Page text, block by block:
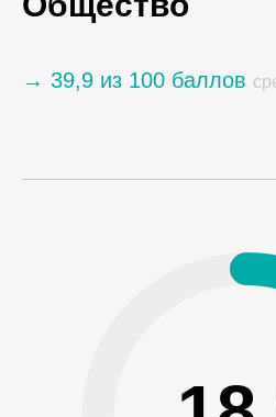
→ 39,9 из 100 баллов